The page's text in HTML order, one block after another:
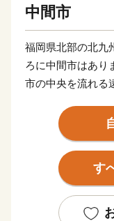
中間市
福岡県北部の北九
ろに中間市はあり
市の中央を流れる
昭和30年代以降
て開発がすすみ
住宅地の「川東
な「川西」の今昔
ともに新たな歩
す